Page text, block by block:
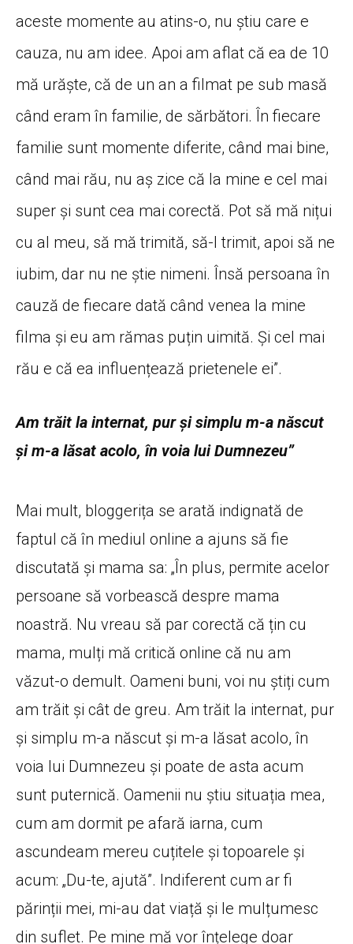
aceste momente au atins-o, nu știu care e
cauza, nu am idee. Apoi am aflat că ea de 10
mă urăște, că de un an a filmat pe sub masă
când eram în familie, de sărbători. În fiecare
familie sunt momente diferite, când mai bine,
când mai rău, nu aș zice că la mine e cel mai
super și sunt cea mai corectă. Pot să mă nițui
cu al meu, să mă trimită, să-l trimit, apoi să ne
iubim, dar nu ne știe nimeni. Însă persoana în
cauză de fiecare dată când venea la mine
filma și eu am rămas puțin uimită. Și cel mai
rău e că ea influențează prietenele ei”.
Am trăit la internat, pur și simplu m-a născut
și m-a lăsat acolo, în voia lui Dumnezeu”
Mai mult, bloggerița se arată indignată de
faptul că în mediul online a ajuns să fie
discutată și mama sa: „În plus, permite acelor
persoane să vorbească despre mama
noastră. Nu vreau să par corectă că țin cu
mama, mulți mă critică online că nu am
văzut-o demult. Oameni buni, voi nu știți cum
am trăit și cât de greu. Am trăit la internat, pur
și simplu m-a născut și m-a lăsat acolo, în
voia lui Dumnezeu și poate de asta acum
sunt puternică. Oamenii nu știu situația mea,
cum am dormit pe afară iarna, cum
ascundeam mereu cuțitele și topoarele și
acum: „Du-te, ajută”. Indiferent cum ar fi
părinții mei, mi-au dat viață și le mulțumesc
din suflet. Pe mine mă vor înțelege doar